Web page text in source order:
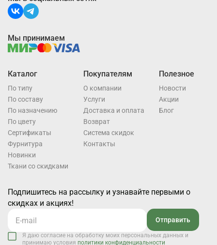
Каталог
По типу
По составу
По назначению
По цвету
Cертификаты
Фурнитура
Новинки
Ткани со скидками
Покупателям
О компании
Услуги
Доставка и оплата
Возврат
Система скидок
Контакты
Полезное
Новости
Акции
Блог
Подпишитесь на рассылку и узнавайте первыми о
скидках и акциях!
Отправить
Я даю согласие на обработку моих персональных данных и
принимаю условия политики конфиденциальности
Мы принимаем